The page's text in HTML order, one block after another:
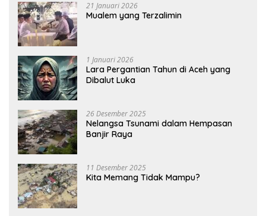
21 Januari 2026
Mualem yang Terzalimin
1 Januari 2026
Lara Pergantian Tahun di Aceh yang
Dibalut Luka
26 Desember 2025
Nelangsa Tsunami dalam Hempasan
Banjir Raya
11 Desember 2025
Kita Memang Tidak Mampu?